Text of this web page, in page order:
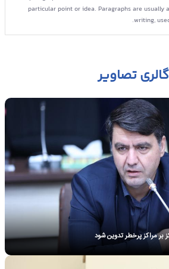
particular point or idea. Paragraphs are usually
writing,
A paragraph is a self-contained unit of a
particular point or idea. Paragraphs are usually
writing,
A paragraph is a self-contained unit of a
particular point or idea. Paragraphs are usually
writing,
گالری تصاویر
بر مراکز پرخطر تدوین شود